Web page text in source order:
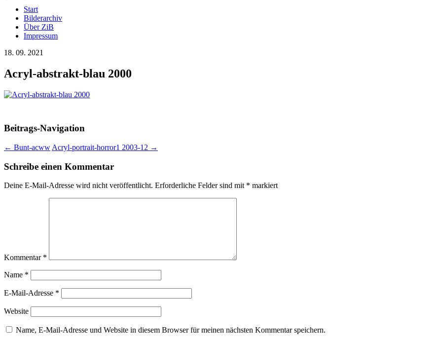
Start
Bilderarchiv
Über ZiB
Impressum
18. 09. 2021
Acryl-abstrakt-blau 2000
Beitrags-Navigation
← Bunt-acww Acryl-portrait-horror1 2003-12 →
Schreibe einen Kommentar
Deine E-Mail-Adresse wird nicht veröffentlicht. Erforderliche Felder sind mit * markiert
Kommentar *
Name *
E-Mail-Adresse *
Website
Name, E-Mail-Adresse und Website in diesem Browser für meinen nächsten Kommentar speichern.